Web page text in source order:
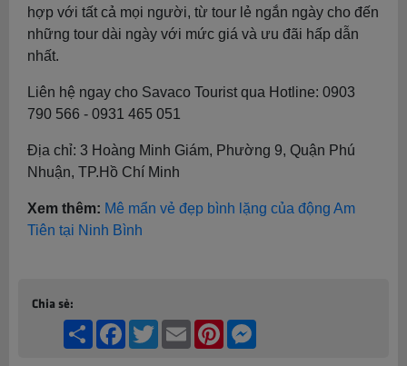
hợp với tất cả mọi người, từ tour lẻ ngắn ngày cho đến
những tour dài ngày với mức giá và ưu đãi hấp dẫn
nhất.
Liên hệ ngay cho Savaco Tourist qua Hotline: 0903
790 566 - 0931 465 051
Địa chỉ: 3 Hoàng Minh Giám, Phường 9, Quận Phú
Nhuận, TP.Hồ Chí Minh
Xem thêm: Mê mẩn vẻ đẹp bình lặng của động Am
Tiên tại Ninh Bình
Chia sẻ:
Share Facebook
TwitterEmail Pinterest